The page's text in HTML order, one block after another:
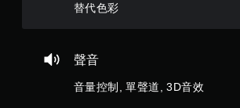
替代色彩
聲音
音量控制, 單聲道, 3D音效
機
自
應
力